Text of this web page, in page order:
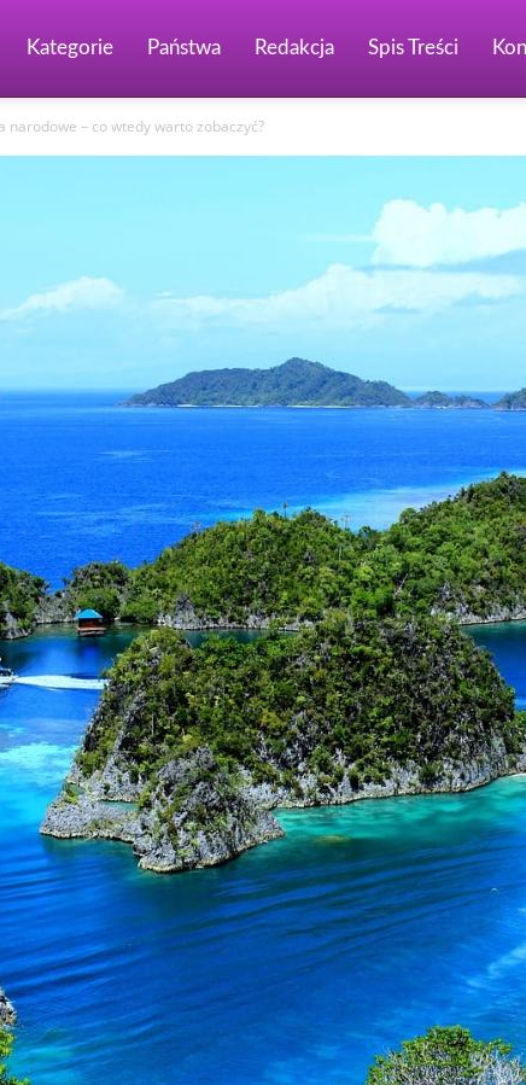
Kategorie Państwa Redakcja Spis Treści
narodowe – co wtedy warto zobaczyć?